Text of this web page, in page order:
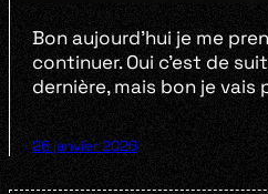
Bon aujourd’hui je me
continuer. Oui c’est de
dernière, mais bon je vais
26 janvier 2026